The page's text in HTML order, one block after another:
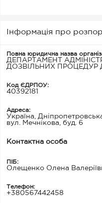
Інформація про
Повна юридична назва
ДЕПАРТАМЕНТ
ДОЗВІЛЬНИХ ПРОЦЕДУР
Код ЄДРПОУ:
40392181
Адреса:
Україна,
вул. Мечнікова, буд. 6
Контактна особа
ПІБ:
Олещенко Олена
Телефон:
+380567442458